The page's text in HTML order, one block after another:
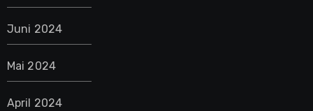
Juni 2024
Mai 2024
April 2024